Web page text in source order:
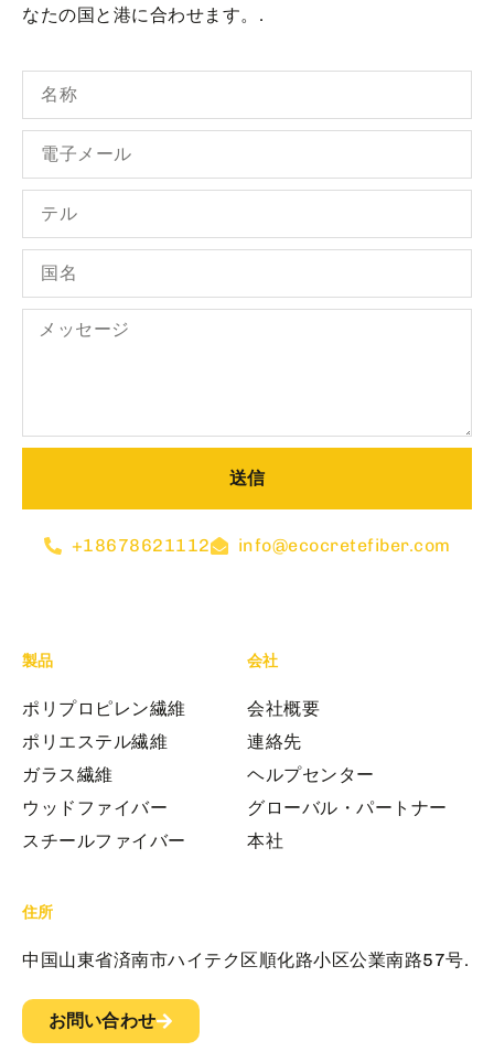
なたの国と港に合わせます。.
送信
+18678621112 info@ecocretefiber.com
製品
ポリプロピレン繊維
ポリエステル繊維
ガラス繊維
ウッドファイバー
スチールファイバー
会社
会社概要
連絡先
ヘルプセンター
グローバル・パートナー
本社
住所
中国山東省済南市ハイテク区順化路小区公業南路57号.
お問い合わせ